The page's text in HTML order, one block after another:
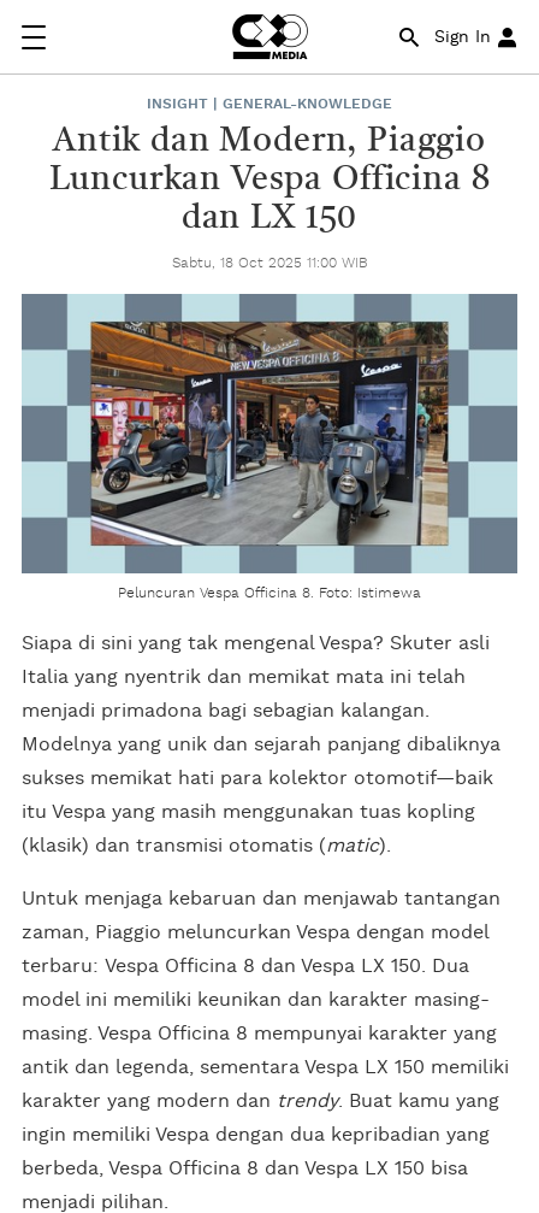
Sign In
INSIGHT | GENERAL-KNOWLEDGE
Antik dan Modern, Piaggio
Luncurkan Vespa Officina 8
dan LX 150
Sabtu, 18 Oct 2025 11:00 WIB
Peluncuran Vespa Officina 8. Foto: Istimewa
Siapa di sini yang tak mengenal Vespa? Skuter asli
Italia yang nyentrik dan memikat mata ini telah
menjadi primadona bagi sebagian kalangan.
Modelnya yang unik dan sejarah panjang dibaliknya
sukses memikat hati para kolektor otomotif—baik
itu Vespa yang masih menggunakan tuas kopling
(klasik) dan transmisi otomatis (matic).
Untuk menjaga kebaruan dan menjawab tantangan
zaman, Piaggio meluncurkan Vespa dengan model
terbaru: Vespa Officina 8 dan Vespa LX 150. Dua
model ini memiliki keunikan dan karakter masing-
masing. Vespa Officina 8 mempunyai karakter yang
antik dan legenda, sementara Vespa LX 150 memiliki
karakter yang modern dan trendy. Buat kamu yang
ingin memiliki Vespa dengan dua kepribadian yang
berbeda, Vespa Officina 8 dan Vespa LX 150 bisa
menjadi pilihan.